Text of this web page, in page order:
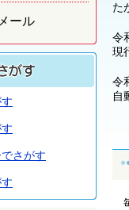
ール
さがす
た
令
現
令
自